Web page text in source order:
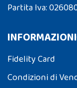
Partita Iva:
Fidelity Card
Condizioni di